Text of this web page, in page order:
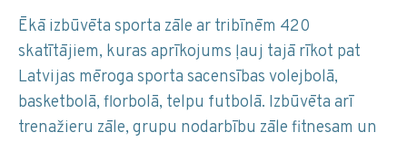
Ēkā izbūvēta sporta zāle ar tribīnēm 420
skatītājiem, kuras aprīkojums ļauj tajā rīkot pat
Latvijas mēroga sporta sacensības volejbolā,
basketbolā, florbolā, telpu futbolā. Izbūvēta arī
trenažieru zāle, grupu nodarbību zāle fitnesam un